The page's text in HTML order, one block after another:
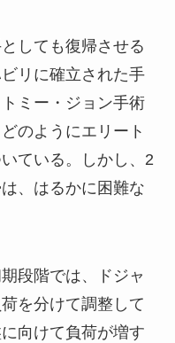
しても復帰させる
リに確立された手
ミー・ジョン手術
のようにエリート
ている。しかし、2
、はるかに困難な
段階では、ドジャ
を分けて調整して
向けて負荷が増す